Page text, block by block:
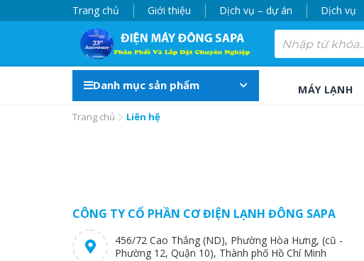
Trang chủ Giới thiệu Dịch vụ – dự án Dịch vụ
Danh mục sản phẩm MÁY LẠNH
Trang chủ Liên hệ
CÔNG TY CỔ PHẦN CƠ ĐIỆN LẠNH ĐÔNG SAPA
456/72 Cao Thắng (ND), Phường Hòa Hưng, (cũ -
Phường 12, Quận 10), Thành phố Hồ Chí Minh